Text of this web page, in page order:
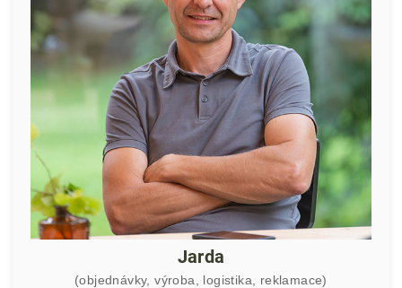
Jarda
(objednávky, výroba, logistika, reklamace)